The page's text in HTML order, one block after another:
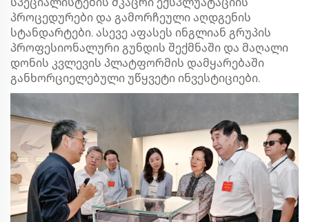
პროცედურები და გამორჩეული აღდგენის
სტანდარტები. ასევე აფასეს ინგლიან გრუპის
პროფესიონალური გუნდის შექმნაში და მაღალი
დონის კვლევის პლატფორმის დამყარებაში
განხორციელებული უწყვეტი ინვესტიციები.